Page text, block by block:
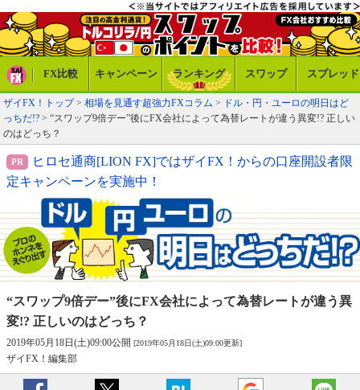
FX比較 キャンペーン ランキング スワップ スプレッド
ザイFX！トップ> 相場を見通す超強力FXコラム > ドル・円・ユーロの明日はど
っちだ!? > “スワップ9倍デー”後にFX会社によって為替レートが違う異変!? 正しい
のはどっち？
ヒロセ通商[LION FX]ではザイFX！からの口座開設者限
定キャンペーンを実施中！
“スワップ9倍デー”後にFX会社によって為替レートが違う異
変!? 正しいのはどっち？
2019年05月18日(土)09:00公開 [2019年05月18日(土)09:00更新]
ザイFX！編集部